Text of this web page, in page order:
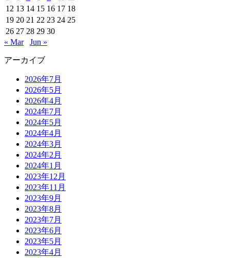
12 13 14 15 16 17 18
19 20 21 22 23 24 25
26 27 28 29 30
« Mar
Jun »
アーカイブ
2026年7月
2026年5月
2026年4月
2024年7月
2024年5月
2024年4月
2024年3月
2024年2月
2024年1月
2023年12月
2023年11月
2023年9月
2023年8月
2023年7月
2023年6月
2023年5月
2023年4月